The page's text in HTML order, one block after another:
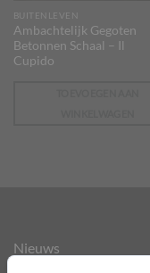
BUITENLEVEN
Ambachtelijk Gegoten
Betonnen Schaal – Il
Cupido
Nieuws